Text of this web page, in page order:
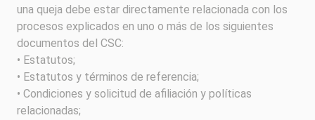
una queja debe estar directamente relacionada con los
procesos explicados en uno o más de los siguientes
documentos del CSC:
• Estatutos;
• Estatutos y términos de referencia;
• Condiciones y solicitud de afiliación y políticas
relacionadas;